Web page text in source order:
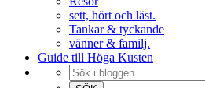
sett, hört och läst.
Tankar & tyckande
vänner & familj.
Guide till Höga Kusten